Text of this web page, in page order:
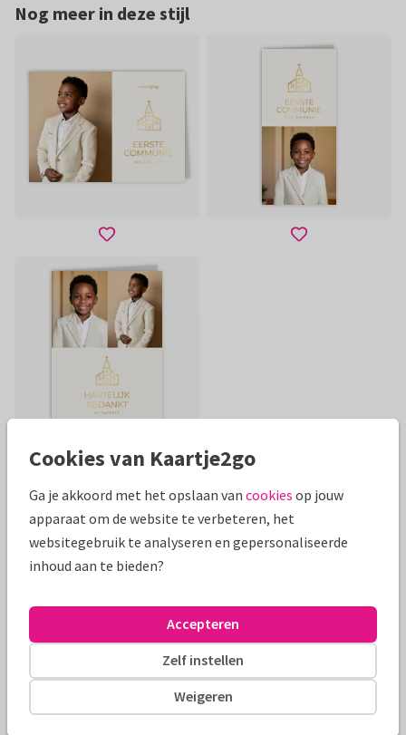
Nog meer in deze stijl
Mooie extra's bij je kaart
Cookies van Kaartje2go
Ga je akkoord met het opslaan van cookies op jouw
apparaat om de website te verbeteren, het
websitegebruik te analyseren en gepersonaliseerde
inhoud aan te bieden?
Weigeren
Zelf instellen
Accepteren